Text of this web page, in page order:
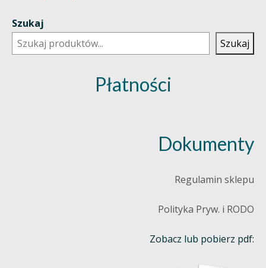
Szukaj
Szukaj
Płatności
Dokumenty
Regulamin sklepu
Polityka Pryw. i RODO
Zobacz lub pobierz pdf: